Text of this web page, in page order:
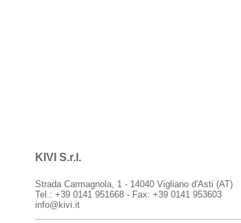
KIVI S.r.l.
Strada Carmagnola, 1 - 14040 Vigliano d'Asti (AT)
Tel.: +39 0141 951668 - Fax: +39 0141 953603
info@kivi.it